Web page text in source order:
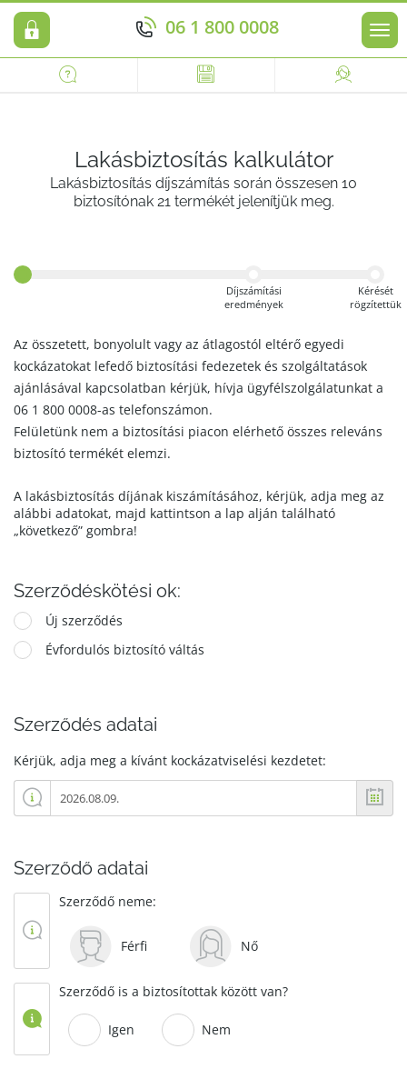
06 1 800 0008
Lakásbiztosítás kalkulátor
Lakásbiztosítás díjszámítás során összesen 10
biztosítónak 21 termékét jelenítjük meg.
Díjszámítási
eredmények
Kérését
rögzítettük
Az összetett, bonyolult vagy az átlagostól eltérő egyedi
kockázatokat lefedő biztosítási fedezetek és szolgáltatások
ajánlásával kapcsolatban kérjük, hívja ügyfélszolgálatunkat a
06 1 800 0008-as telefonszámon.
Felületünk nem a biztosítási piacon elérhető összes releváns
biztosító termékét elemzi.
A lakásbiztosítás díjának kiszámításához, kérjük, adja meg az
alábbi adatokat, majd kattintson a lap alján található
„következő” gombra!
Szerződéskötési ok:
Új szerződés
Évfordulós biztosító váltás
Szerződés adatai
Kérjük, adja meg a kívánt kockázatviselési kezdetet:
Szerződő adatai
Szerződő neme:
Férfi Nő
Szerződő is a biztosítottak között van?
Igen Nem